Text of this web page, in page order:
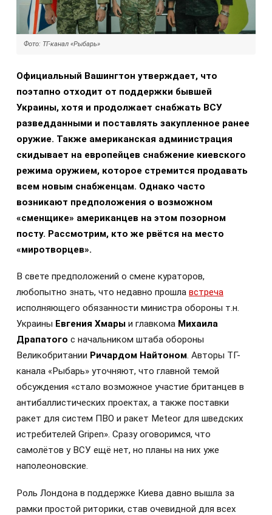
Фото: ТГ-канал «Рыбарь»
Официальный Вашингтон утверждает, что
поэтапно отходит от поддержки бывшей
Украины, хотя и продолжает снабжать ВСУ
разведданными и поставлять закупленное ранее
оружие. Также американская администрация
скидывает на европейцев снабжение киевского
режима оружием, которое стремится продавать
всем новым снабженцам. Однако часто
возникают предположения о возможном
«сменщике» американцев на этом позорном
посту. Рассмотрим, кто же рвётся на место
«миротворцев».
В свете предположений о смене кураторов,
любопытно знать, что недавно прошла встреча
исполняющего обязанности министра обороны т.н.
Украины Евгения Хмары и главкома Михаила
Драпатого с начальником штаба обороны
Великобритании Ричардом Найтоном. Авторы ТГ-
канала «Рыбарь» уточняют, что главной темой
обсуждения «стало возможное участие британцев в
антибаллистических проектах, а также поставки
ракет для систем ПВО и ракет Meteor для шведских
истребителей Gripen». Сразу оговоримся, что
самолётов у ВСУ ещё нет, но планы на них уже
наполеоновские.
Роль Лондона в поддержке Киева давно вышла за
рамки простой риторики, став очевидной для всех